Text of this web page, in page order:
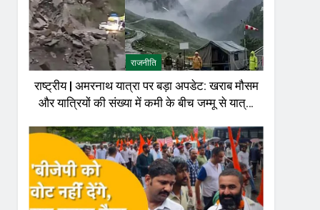
राजनीति
राष्ट्रीय | अमरनाथ यात्रा पर बड़ा अपडेट: खराब मौसम
और यात्रियों की संख्या में कमी के बीच जम्मू से यात्रा